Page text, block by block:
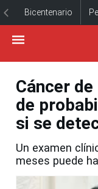
Bicentenario
Cáncer
de
si se
Un examen
meses puede